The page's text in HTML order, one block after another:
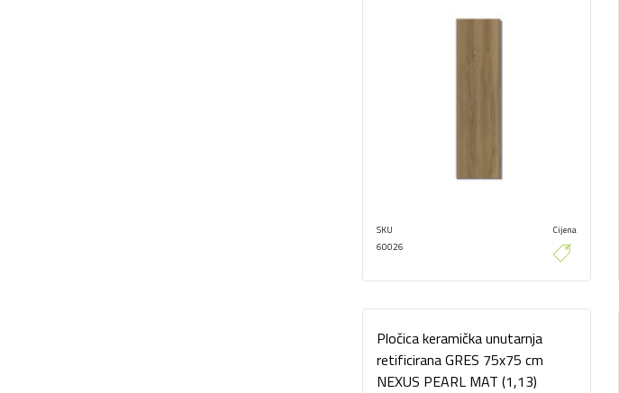
SKU
60026
Cijena
Pločica keramička unutarnja
retificirana GRES 75x75 cm
NEXUS PEARL MAT (1,13)